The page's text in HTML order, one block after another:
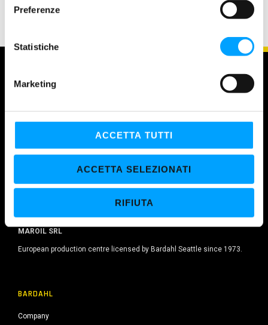
o
Preferenze
Statistiche
Marketing
ACCETTA TUTTI
ACCETTA SELEZIONATI
RIFIUTA
MAROIL SRL
European production centre licensed by Bardahl Seattle since 1973.
BARDAHL
Company